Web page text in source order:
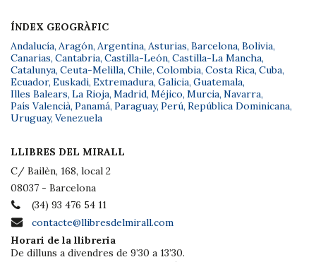
ÍNDEX GEOGRÀFIC
Andalucía, Aragón, Argentina, Asturias, Barcelona, Bolivia,
Canarias, Cantabria, Castilla-León, Castilla-La Mancha,
Catalunya, Ceuta-Melilla, Chile, Colombia, Costa Rica, Cuba,
Ecuador, Euskadi, Extremadura, Galicia, Guatemala,
Illes Balears, La Rioja, Madrid, Méjico, Murcia, Navarra,
País Valencià, Panamá, Paraguay, Perú, República Dominicana,
Uruguay, Venezuela
LLIBRES DEL MIRALL
C/ Bailèn, 168, local 2
08037 - Barcelona
(34) 93 476 54 11
contacte@llibresdelmirall.com
Horari de la llibreria
De dilluns a divendres de 9’30 a 13’30.